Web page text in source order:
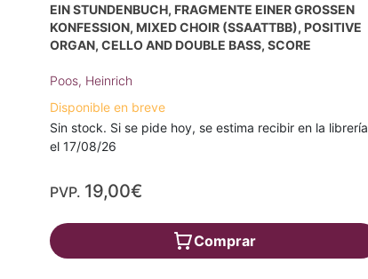
EIN STUNDENBUCH, FRAGMENTE EINER GROSSEN K
ONFESSION, MIXED CHOIR (SSAATTBB), POSITIVE O
RGAN, CELLO AND DOUBLE BASS, SCORE
Poos, Heinrich
Disponible en breve
Sin stock. Si se pide hoy, se estima recibir en la librería
el 17/08/26
PVP. 19,00€
Comprar